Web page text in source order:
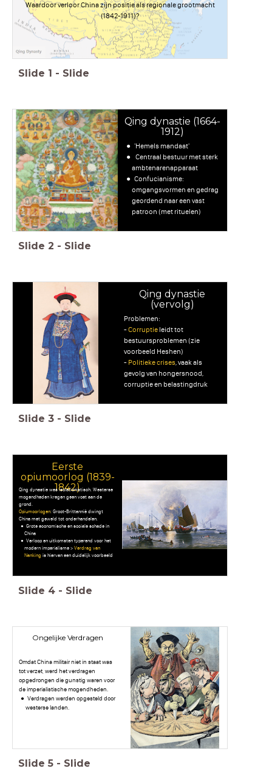
Waardoor verloor China zijn positie als regionale grootmacht
(1842-1911)?
Slide 1 - Slide
Qing dynastie (1664-
1912)
'Hemels mandaat'
Centraal bestuur met sterk
ambtenarenapparaat
Confucianisme:
omgangsvormen en gedrag
geordend naar een vast
patroon (met rituelen)
Slide 2 - Slide
Qing dynastie
(vervolg)
Problemen:
-Corruptie leidt tot
bestuursproblemen (zie
voorbeeld Heshen)
- Politieke crises, vaak als
gevolg van hongersnood,
corruptie en belastingdruk
Slide 3 - Slide
Eerste
opiumoorlog (1839-
1842)
Qing dynastie was isolationistisch. Westerse
mogendheden kregen geen voet aan de
grond.
Opiumoorlogen: Groot-Brittannië dwingt
China met geweld tot onderhandelen.
Grote economische en sociale schade in
China
Verloop en uitkomsten typerend voor het
modern imperialisme >Verdrag van
Nanking is hiervan een duidelijk voorbeeld
Slide 4 - Slide
Ongelijke Verdragen
Omdat China militair niet in staat was
tot verzet, werd het verdragen
opgedrongen die gunstig waren voor
de imperialistische mogendheden.
Verdragen werden opgesteld door
westerse landen.
Slide 5 - Slide